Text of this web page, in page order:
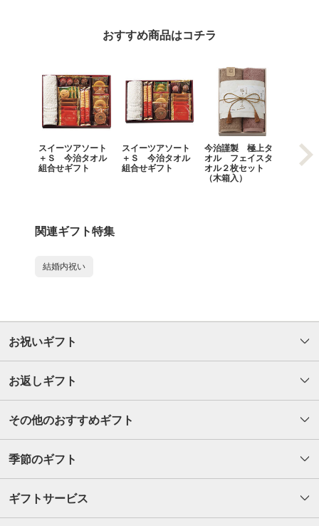
おすすめ商品はコチラ
スイーツアソート
＋Ｓ 今治タオル
組合せギフト
スイーツアソート
＋Ｓ 今治タオル
組合せギフト
今治謹製 極上タ
オル フェイスタ
オル２枚セット
（木箱入）
おかき
う詰合
関連ギフト特集
結婚内祝い
お祝いギフト
お返しギフト
その他のおすすめギフト
季節のギフト
ギフトサービス